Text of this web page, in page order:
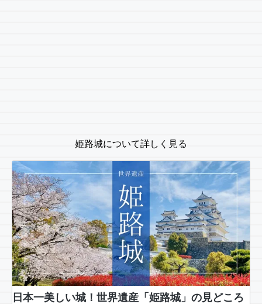
姫路城について詳しく見る
日本一美しい城！世界遺産「姫路城」の見どころ